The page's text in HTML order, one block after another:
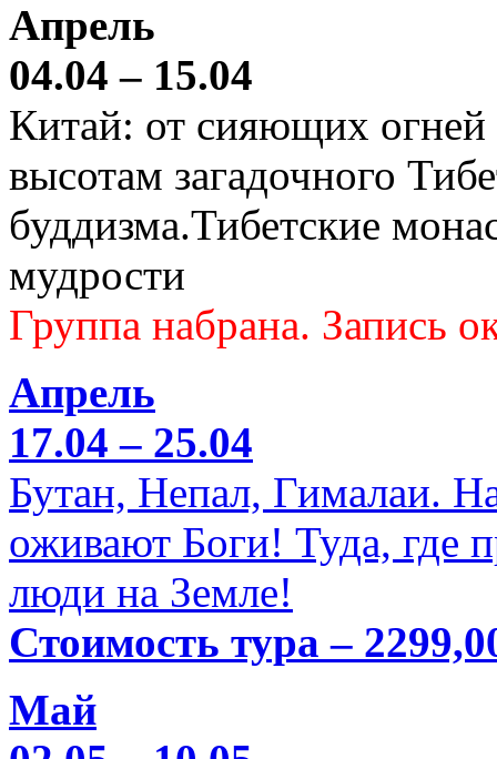
Апрель
04.04 – 15.04
Китай: от сияющих
высотам загадочного
буддизма.Тибетские
мудрости
Группа набрана. Запись
Апрель
17.04 – 25.04
Бутан, Непал, Гималаи.
оживают Боги! Туда, где
люди на Земле!
Стоимость тура –
Май